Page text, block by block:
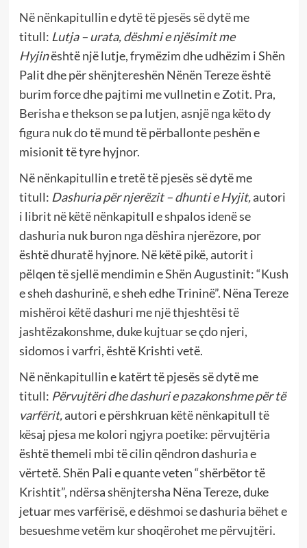
Në nënkapitullin e dytë të pjesës së dytë me
titull: Lutja – urata, dëshmi e njësimit me
Hyjinështë një lutje, frymëzim dhe udhëzim i Shën
Palit dhe për shënjtereshën Nënën Tereze është
burim force dhe pajtimi me vullnetin e Zotit. Pra,
Berisha e thekson se pa lutjen, asnjë nga këto dy
figura nuk do të mund të përballonte peshën e
misionit të tyre hyjnor.
Në nënkapitullin e tretë të pjesës së dytë me
titull: Dashuria për njerëzit – dhunti e Hyjit,autori
i librit në këtë nënkapitull e shpalos idenë se
dashuria nuk buron nga dëshira njerëzore, por
është dhuratë hyjnore. Në këtë pikë, autorit i
pëlqen të sjellë mendimin e Shën Augustinit: “Kush
e sheh dashurinë, e sheh edhe Trininë”. Nëna Tereze
mishëroi këtë dashuri me një thjeshtësi të
jashtëzakonshme, duke kujtuar se çdo njeri,
sidomos i varfri, është Krishti vetë.
Në nënkapitullin e katërt të pjesës së dytë me
titull: Përvujtëri dhe dashuri e pazakonshme për të
varfërit,autori e përshkruan këtë nënkapitull të
kësaj pjesa me kolori ngjyra poetike: përvujtëria
është themeli mbi të cilin qëndron dashuria e
vërtetë. Shën Pali e quante veten “shërbëtor të
Krishtit”, ndërsa shënjtersha Nëna Tereze, duke
jetuar mes varfërisë, e dëshmoi se dashuria bëhet e
besueshme vetëm kur shoqërohet me përvujtëri.